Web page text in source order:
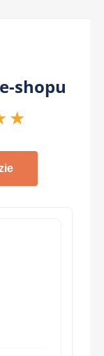
shopu